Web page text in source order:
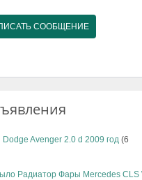
СООБЩЕНИЕ
Avenger 2.0 d 2009 год (6
Радиатор Фары Mercedes CLS